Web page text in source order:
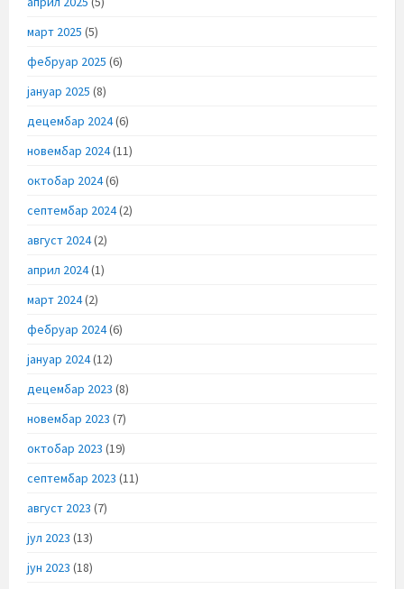
март 2025 (5)
фебруар 2025 (6)
јануар 2025 (8)
децембар 2024(6)
новембар 2024(11)
октобар 2024(6)
септембар 2024(2)
август 2024(2)
април 2024(1)
март 2024(2)
фебруар 2024(6)
јануар 2024(12)
децембар 2023 (8)
новембар 2023 (7)
октобар 2023 (19)
септембар 2023 (11)
август 2023 (7)
јул 2023 (13)
јун 2023 (18)